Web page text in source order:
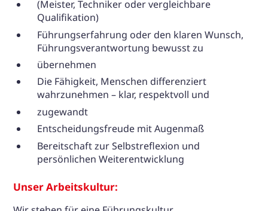
(Meister, Techniker oder vergleichbare
Qualifikation)
Führungserfahrung oder den klaren Wunsch,
Führungsverantwortung bewusst zu
übernehmen
Die Fähigkeit, Menschen differenziert
wahrzunehmen – klar, respektvoll und
zugewandt
Entscheidungsfreude mit Augenmaß
Bereitschaft zur Selbstreflexion und
persönlichen Weiterentwicklung
Unser Arbeitskultur: